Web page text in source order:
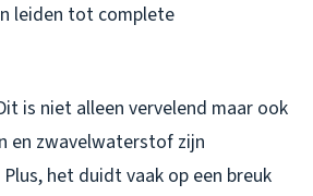
leiden tot complete
is niet alleen vervelend maar ook
en zwavelwaterstof zijn
het duidt vaak op een breuk